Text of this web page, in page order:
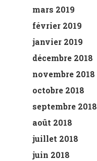
mars 2019
février 2019
janvier 2019
décembre 2018
novembre 2018
octobre 2018
septembre 2018
août 2018
juillet 2018
juin 2018